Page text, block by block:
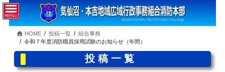
コ
ン
テ
ス
ナ
ビ
ゲ
ン
HOME 投稿一覧
組合事務
令和７年度消防職員採用試験のお知らせ（年間）
投稿一覧